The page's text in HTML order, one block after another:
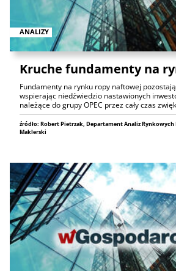
ANALIZY
Kruche fundamenty na
Fundamenty na rynku ropy naftowej
wspierając niedźwiedzio nastawionych
należące do grupy OPEC przez cały czas
źródło: Robert Pietrzak, Departament Analiz Rynkowych
Maklerski